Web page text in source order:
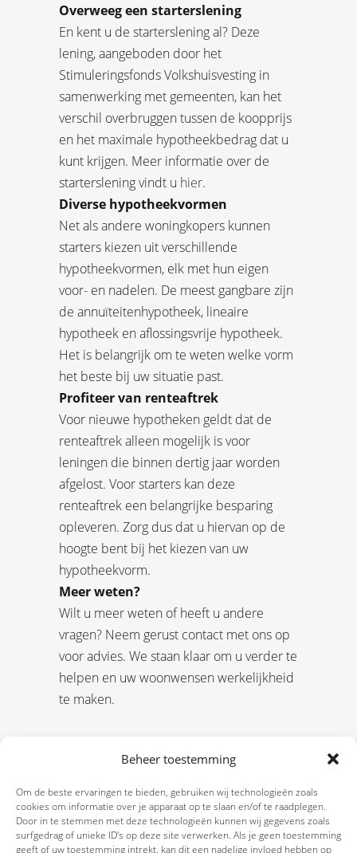
Beheer toestemming
Om de beste ervaringen te bieden, gebruiken wij technologieën zoals
cookies om informatie over je apparaat op te slaan en/of te raadplegen.
Door in te stemmen met deze technologieën kunnen wij gegevens zoals
surfgedrag of unieke ID's op deze site verwerken. Als je geen toestemming
geeft of uw toestemming intrekt, kan dit een nadelige invloed hebben op
Overweeg een starterslening
En kent u de starterslening al? Deze
lening, aangeboden door het
Stimuleringsfonds Volkshuisvesting in
samenwerking met gemeenten, kan het
verschil overbruggen tussen de koopprijs
en het maximale hypotheekbedrag dat u
kunt krijgen. Meer informatie over de
starterslening vindt u hier.
Diverse hypotheekvormen
Net als andere woningkopers kunnen
starters kiezen uit verschillende
hypotheekvormen, elk met hun eigen
voor- en nadelen. De meest gangbare zijn
de annuïteitenhypotheek, lineaire
hypotheek en aflossingsvrije hypotheek.
Het is belangrijk om te weten welke vorm
het beste bij uw situatie past.
Profiteer van renteaftrek
Voor nieuwe hypotheken geldt dat de
renteaftrek alleen mogelijk is voor
leningen die binnen dertig jaar worden
afgelost. Voor starters kan deze
renteaftrek een belangrijke besparing
opleveren. Zorg dus dat u hiervan op de
hoogte bent bij het kiezen van uw
hypotheekvorm.
Meer weten?
Wilt u meer weten of heeft u andere
vragen? Neem gerust contact met ons op
voor advies. We staan klaar om u verder te
helpen en uw woonwensen werkelijkheid
te maken.